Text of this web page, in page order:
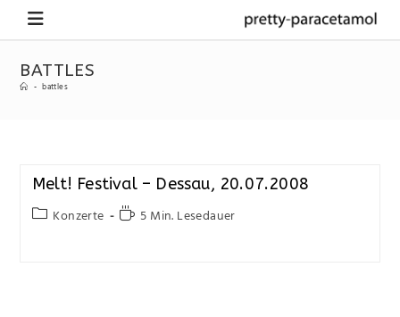
BATTLES
- battles
Melt! Festival – Dessau, 20.07.2008
Konzerte 5 Min. Lesedauer